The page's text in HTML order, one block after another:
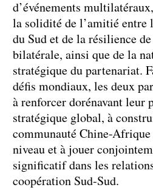
d’événements
la solidité de l’amitié entre
du Sud et de la résilience
bilatérale, ainsi que de la
stratégique du partenariat.
défis mondiaux, les deux
à renforcer dorénavant leur
stratégique global, à
communauté Chine-Afrique
niveau et à jouer
significatif dans les
coopération Sud-Sud.